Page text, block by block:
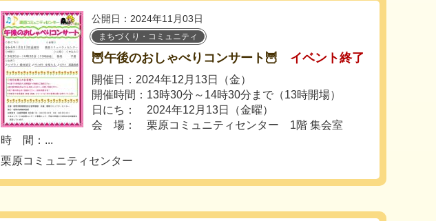
公開日：2024年11月03日
まちづくり・コミュニティ
🦉午後のおしゃべりコンサート🦉 イベント終了
開催日：2024年12月13日（金）
開催時間：13時30分～14時30分まで（13時開場）
日にち： 2024年12月13日（金曜）
会 場： 栗原コミュニティセンター 1階 集会室
時 間：...
栗原コミュニティセンター